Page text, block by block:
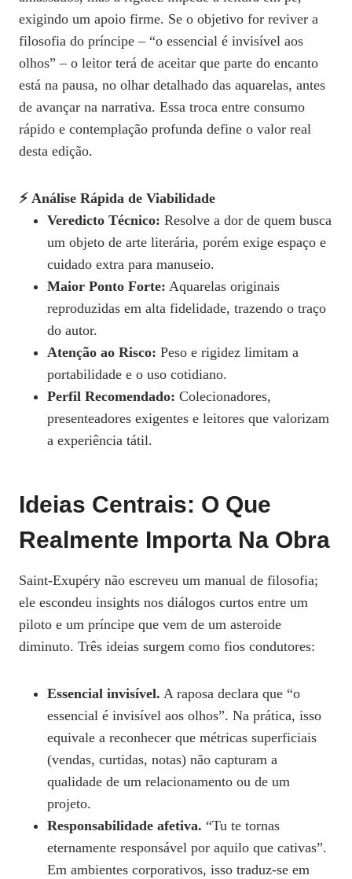
exigindo um apoio firme. Se o objetivo for reviver a
filosofia do príncipe – “o essencial é invisível aos
olhos” – o leitor terá de aceitar que parte do encanto
está na pausa, no olhar detalhado das aquarelas, antes
de avançar na narrativa. Essa troca entre consumo
rápido e contemplação profunda define o valor real
desta edição.
⚡ Análise Rápida de Viabilidade
Veredicto Técnico: Resolve a dor de quem busca
um objeto de arte literária, porém exige espaço e
cuidado extra para manuseio.
Maior Ponto Forte: Aquarelas originais
reproduzidas em alta fidelidade, trazendo o traço
do autor.
Atenção ao Risco: Peso e rigidez limitam a
portabilidade e o uso cotidiano.
Perfil Recomendado: Colecionadores,
presenteadores exigentes e leitores que valorizam
a experiência tátil.
Ideias Centrais: O Que
Realmente Importa Na Obra
Saint‑Exupéry não escreveu um manual de filosofia;
ele escondeu insights nos diálogos curtos entre um
piloto e um príncipe que vem de um asteroide
diminuto. Três ideias surgem como fios condutores:
Essencial invisível. A raposa declara que “o
essencial é invisível aos olhos”. Na prática, isso
equivale a reconhecer que métricas superficiais
(vendas, curtidas, notas) não capturam a
qualidade de um relacionamento ou de um
projeto.
Responsabilidade afetiva. “Tu te tornas
eternamente responsável por aquilo que cativas”.
Em ambientes corporativos, isso traduz‑se em